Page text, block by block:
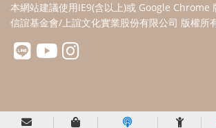
本網站建議使用IE9(含以上)或 Google Chrome
信誼基金會/上誼文化實業股份有限公司 版權所